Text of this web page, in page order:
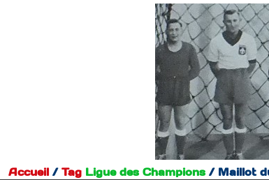
Accueil / Tag Ligue des Champions/ Maillot